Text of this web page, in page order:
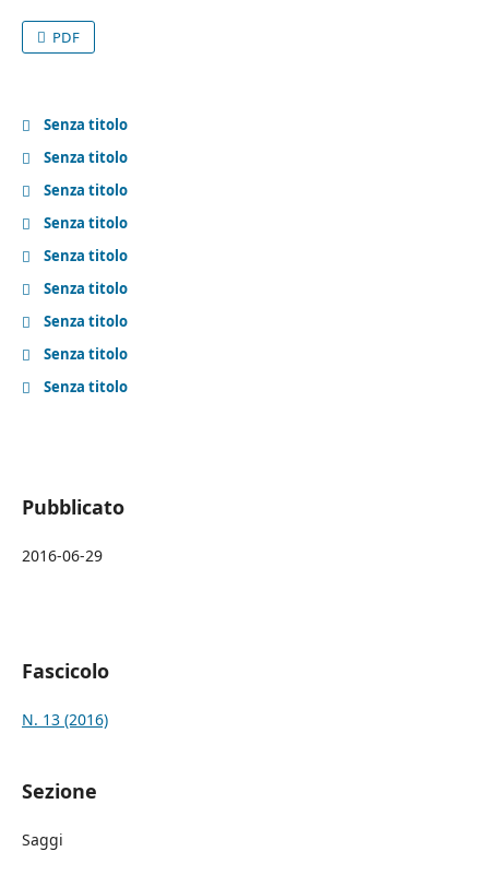
PDF
Senza titolo
Senza titolo
Senza titolo
Senza titolo
Senza titolo
Senza titolo
Senza titolo
Senza titolo
Senza titolo
Pubblicato
2016-06-29
Fascicolo
N. 13 (2016)
Sezione
Saggi